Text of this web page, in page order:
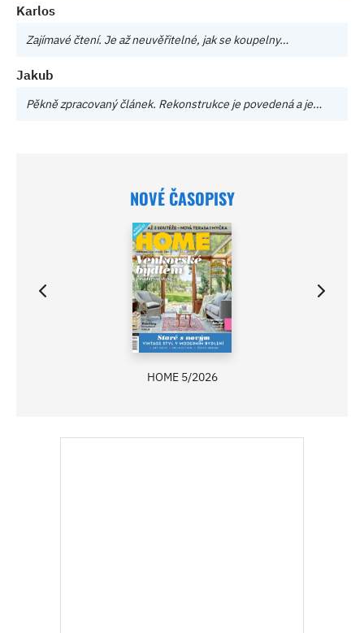
Karlos
Zajímavé čtení. Je až neuvěřitelné, jak se koupelny…
Jakub
Pěkně zpracovaný článek. Rekonstrukce je povedená a je…
NOVÉ ČASOPISY
HOME 5/2026